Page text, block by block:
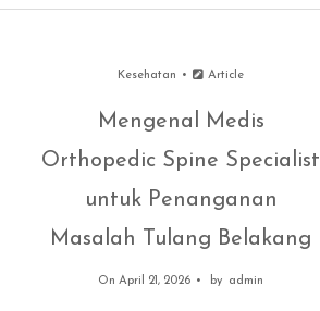
Kesehatan Article
Mengenal Medis
Orthopedic Spine Specialist
untuk Penanganan
Masalah Tulang Belakang
On April 21, 2026 by admin